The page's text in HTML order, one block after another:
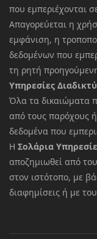
που εμπεριέχονται
Απαγορεύεται η
εμφάνιση, η
δεδομένων που
τη ρητή
Υπηρεσίες
Όλα τα δικαιώματα
από τους παρόχους
δεδομένα που
Η Σολάρια
αποζημιωθεί από
στον ιστότοπο, με
διαφημίσεις ή με